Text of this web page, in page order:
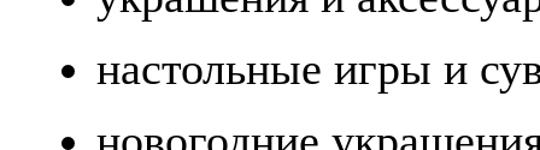
настольные игры и